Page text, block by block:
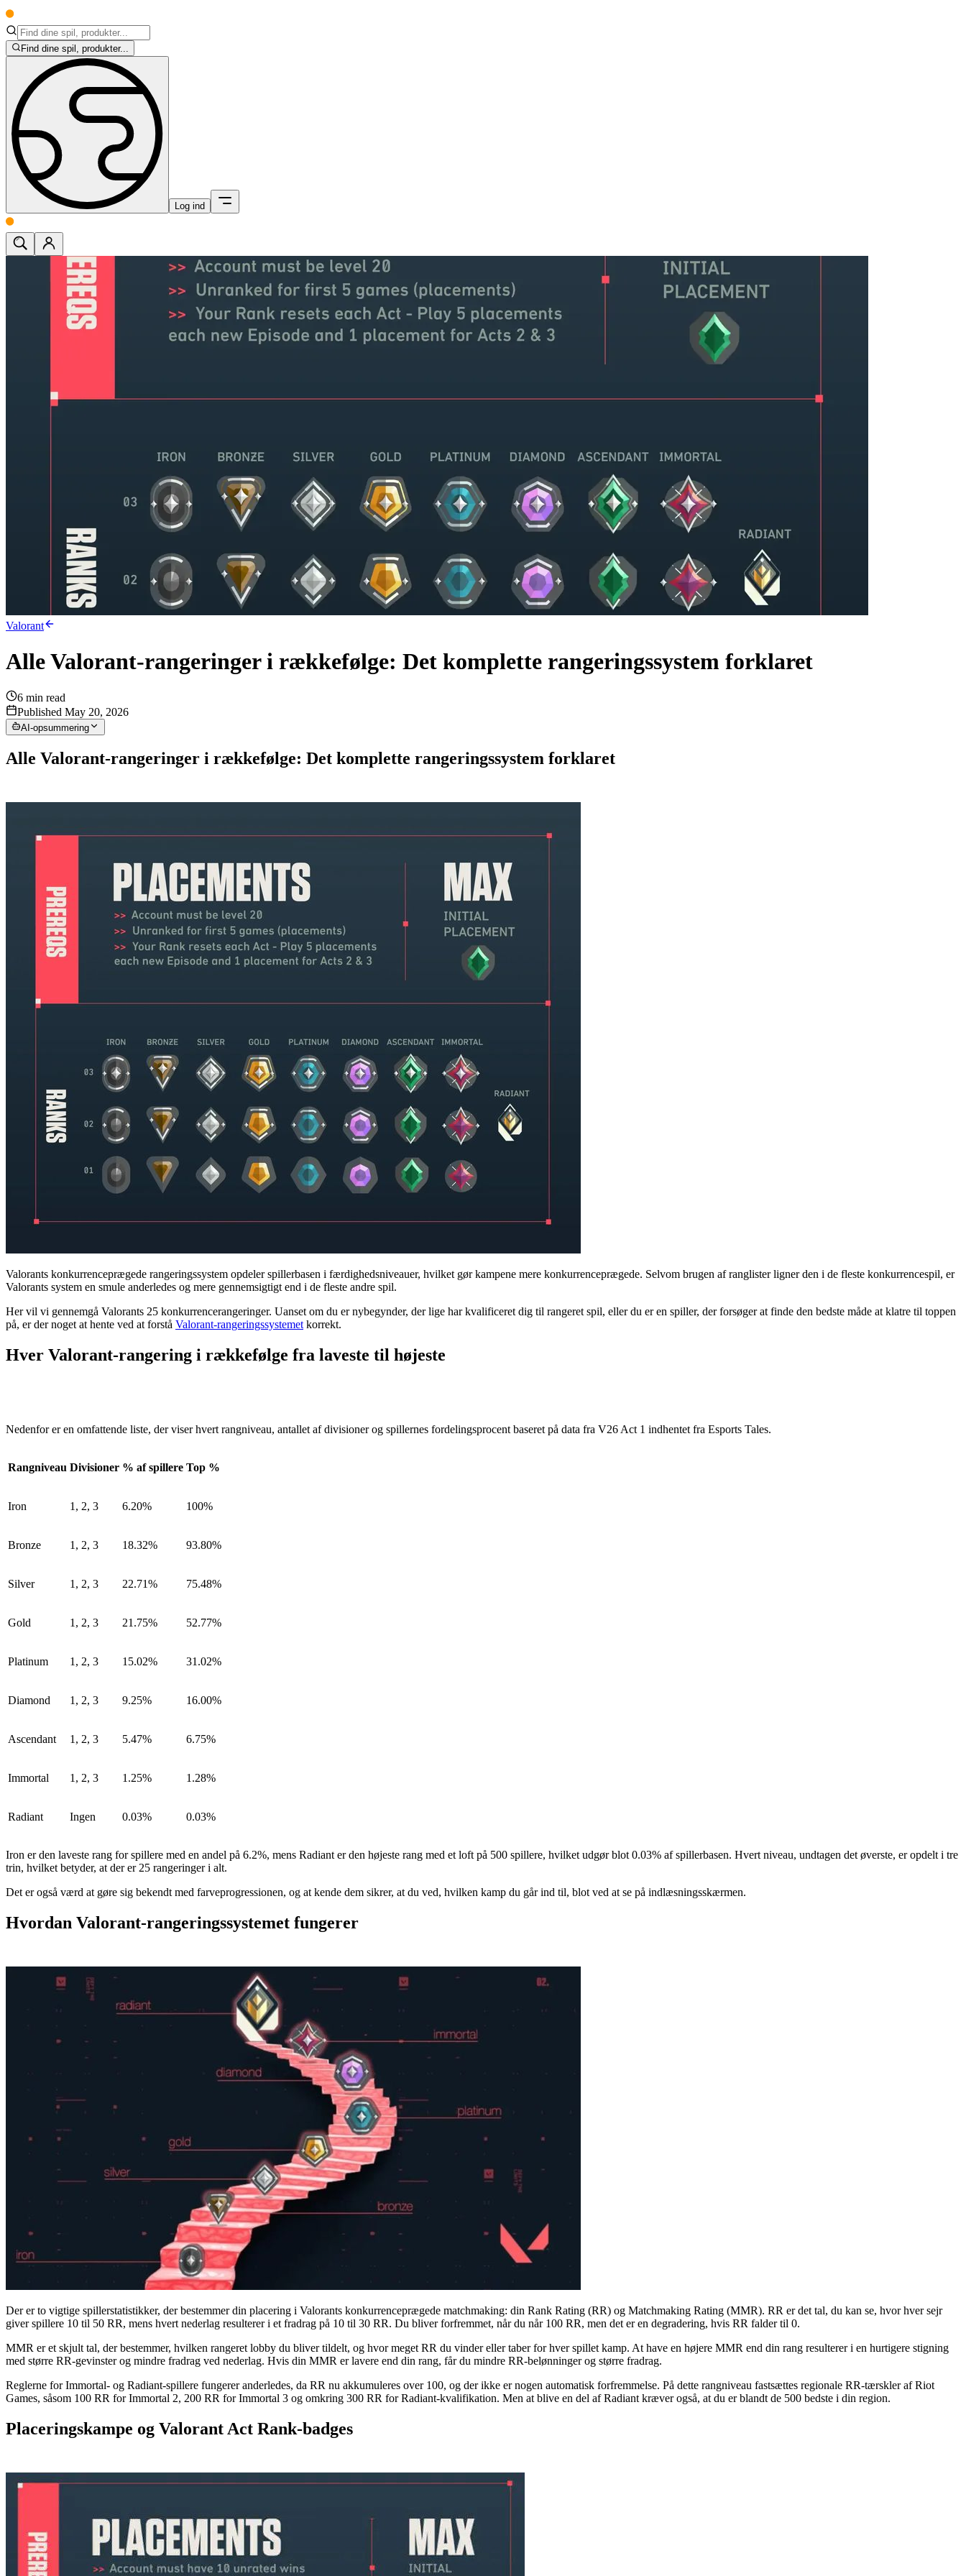
Find dine spil, produkter...
Log ind
Valorant
Alle Valorant-rangeringer i rækkefølge: Det komplette rangeringssystem forklaret
6 min read
Published May 20, 2026
AI-opsummering
Alle Valorant-rangeringer i rækkefølge: Det komplette rangeringssystem forklaret
Valorants konkurrenceprægede rangeringssystem opdeler spillerbasen i færdighedsniveauer, hvilket gør kampene mere konkurrenceprægede. Selvom brugen af ranglister ligner den i de fleste konkurrencespil, er
Valorants system en smule anderledes og mere gennemsigtigt end i de fleste andre spil.
Her vil vi gennemgå Valorants 25 konkurrencerangeringer. Uanset om du er nybegynder, der lige har kvalificeret dig til rangeret spil, eller du er en spiller, der forsøger at finde den bedste måde at klatre til toppen
på, er der noget at hente ved at forstå Valorant-rangeringssystemet korrekt.
Hver Valorant-rangering i rækkefølge fra laveste til højeste
Nedenfor er en omfattende liste, der viser hvert rangniveau, antallet af divisioner og spillernes fordelingsprocent baseret på data fra V26 Act 1 indhentet fra Esports Tales.
Rangniveau Divisioner % af spillere Top %
Iron 1, 2, 3 6.20% 100%
Bronze 1, 2, 3 18.32% 93.80%
Silver 1, 2, 3 22.71% 75.48%
Gold 1, 2, 3 21.75% 52.77%
Platinum 1, 2, 3 15.02% 31.02%
Diamond 1, 2, 3 9.25% 16.00%
Ascendant 1, 2, 3 5.47% 6.75%
Immortal 1, 2, 3 1.25% 1.28%
Radiant Ingen 0.03% 0.03%
Iron er den laveste rang for spillere med en andel på 6.2%, mens Radiant er den højeste rang med et loft på 500 spillere, hvilket udgør blot 0.03% af spillerbasen. Hvert niveau, undtagen det øverste, er opdelt i tre
trin, hvilket betyder, at der er 25 rangeringer i alt.
Det er også værd at gøre sig bekendt med farveprogressionen, og at kende dem sikrer, at du ved, hvilken kamp du går ind til, blot ved at se på indlæsningsskærmen.
Hvordan Valorant-rangeringssystemet fungerer
Der er to vigtige spillerstatistikker, der bestemmer din placering i Valorants konkurrenceprægede matchmaking: din Rank Rating (RR) og Matchmaking Rating (MMR). RR er det tal, du kan se, hvor hver sejr
giver spillere 10 til 50 RR, mens hvert nederlag resulterer i et fradrag på 10 til 30 RR. Du bliver forfremmet, når du når 100 RR, men det er en degradering, hvis RR falder til 0.
MMR er et skjult tal, der bestemmer, hvilken rangeret lobby du bliver tildelt, og hvor meget RR du vinder eller taber for hver spillet kamp. At have en højere MMR end din rang resulterer i en hurtigere stigning
med større RR-gevinster og mindre fradrag ved nederlag. Hvis din MMR er lavere end din rang, får du mindre RR-belønninger og større fradrag.
Reglerne for Immortal- og Radiant-spillere fungerer anderledes, da RR nu akkumuleres over 100, og der ikke er nogen automatisk forfremmelse. På dette rangniveau fastsættes regionale RR-tærskler af Riot
Games, såsom 100 RR for Immortal 2, 200 RR for Immortal 3 og omkring 300 RR for Radiant-kvalifikation. Men at blive en del af Radiant kræver også, at du er blandt de 500 bedste i din region.
Placeringskampe og Valorant Act Rank-badges